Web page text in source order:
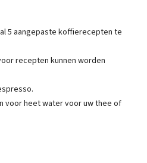
5 aangepaste koffierecepten te
recepten kunnen worden
voor heet water voor uw thee of